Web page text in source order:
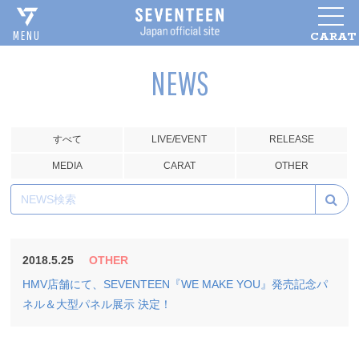
MENU CARAT
NEWS
すべて LIVE/EVENT RELEASE
MEDIA CARAT OTHER
2018.5.25
OTHER
HMV店舗にて、SEVENTEEN『WE MAKE YOU』発売記念パ
ネル＆大型パネル展示 決定！